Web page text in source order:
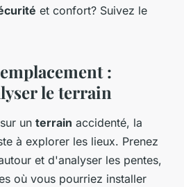
et confort? Suivez le
:
le terrain
un terrain accidenté, la
à explorer les lieux. Prenez
et d'analyser les pentes,
où vous pourriez installer